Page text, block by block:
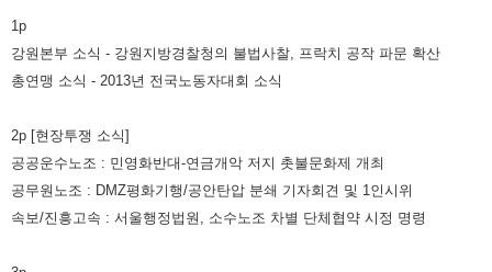
1p
강원본부 소식 - 강원지방경찰청의 불법사찰, 프락치 공작 파문 확산
총연맹 소식 - 2013년 전국노동자대회 소식
2p [현장투쟁 소식]
공공운수노조 : 민영화반대-연금개악 저지 촛불문화제 개최
공무원노조 : DMZ평화기행/공안탄압 분쇄 기자회견 및 1인시위
속보/진흥고속 : 서울행정법원, 소수노조 차별 단체협약 시정 명령